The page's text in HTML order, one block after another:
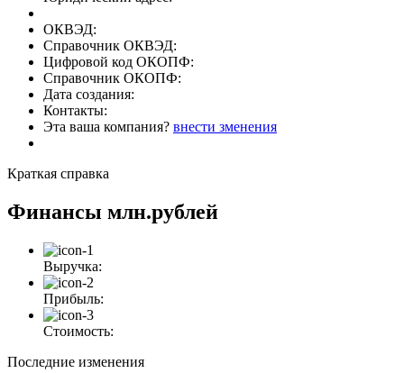
ОКВЭД:
Справочник ОКВЭД:
Цифровой код ОКОПФ:
Справочник ОКОПФ:
Дата создания:
Контакты:
Эта ваша компания? внести зменения
Краткая справка
Финансы млн.рублей
Выручка:
Прибыль:
Стоимость:
Последние изменения